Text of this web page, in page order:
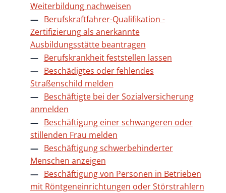
Weiterbildung nachweisen
Berufskraftfahrer-Qualifikation -
Zertifizierung als anerkannte
Ausbildungsstätte beantragen
Berufskrankheit feststellen lassen
Beschädigtes oder fehlendes
Straßenschild melden
Beschäftigte bei der Sozialversicherung
anmelden
Beschäftigung einer schwangeren oder
stillenden Frau melden
Beschäftigung schwerbehinderter
Menschen anzeigen
Beschäftigung von Personen in Betrieben
mit Röntgeneinrichtungen oder Störstrahlern